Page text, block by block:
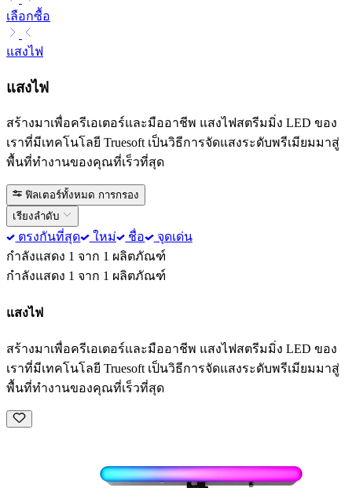
เลือกซื้อ
แสงไฟ
แสงไฟ
สร้างมาเพื่อครีเอเตอร์และมืออาชีพ แสงไฟสตรีมมิ่ง LED ของ
เราที่มีเทคโนโลยี Truesoft เป็นวิธีการจัดแสงระดับพรีเมียมมาสู่
พื้นที่ทำงานของคุณที่เร็วที่สุด
ฟิลเตอร์ทั้งหมด การกรอง
เรียงลำดับ
ตรงกันที่สุด ใหม่ ชื่อ
จุดเด่น
กำลังแสดง 1 จาก 1 ผลิตภัณฑ์
กำลังแสดง 1 จาก 1 ผลิตภัณฑ์
แสงไฟ
สร้างมาเพื่อครีเอเตอร์และมืออาชีพ แสงไฟสตรีมมิ่ง LED ของ
เราที่มีเทคโนโลยี Truesoft เป็นวิธีการจัดแสงระดับพรีเมียมมาสู่
พื้นที่ทำงานของคุณที่เร็วที่สุด